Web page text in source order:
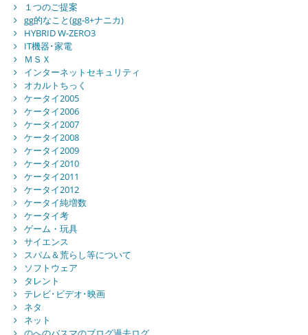
１つのご提案
gg的なこと(gg-8+ナニカ)
HYBRID W-ZERO3
IT機器･家電
ＭＳＸ
インターネットセキュリティ
オカルトちっく
ケータイ2005
ケータイ2006
ケータイ2007
ケータイ2008
ケータイ2009
ケータイ2010
ケータイ2011
ケータイ2012
ケータイ純増数
ケータイ考
ゲーム・玩具
サイエンス
スパム＆荒らし等について
ソフトウェア
タレント
テレビ･ビデオ･映画
ネタ
ネット